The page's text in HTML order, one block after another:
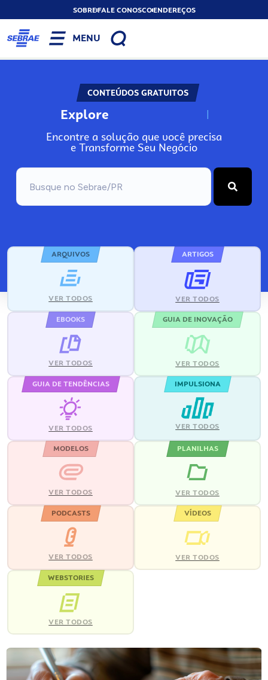
SOBREFALE CONOSCOENDEREÇOS
MENU
CONTEÚDOS GRATUITOS
Explore N
Encontre a solução que você precisa
e Transforme Seu Negócio
ARQUIVOS
VER TODOS
ARTIGOS
VER TODOS
EBOOKS
VER TODOS
GUIA DE INOVAÇÃO
VER TODOS
GUIA DE TENDÊNCIAS
VER TODOS
IMPULSIONA
VER TODOS
MODELOS
VER TODOS
PLANILHAS
VER TODOS
PODCASTS
VER TODOS
VÍDEOS
VER TODOS
WEBSTORIES
VER TODOS